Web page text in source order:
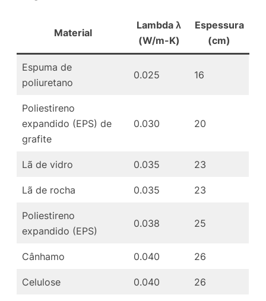
Material
Lambda λ
(W/m-K)
Espessura
(cm)
Espuma de
poliuretano
0.025 16
Poliestireno
expandido (EPS) de
grafite
0.030 20
Lã de vidro 0.035 23
Lã de rocha 0.035 23
Poliestireno
expandido (EPS)
0.038 25
Cânhamo 0.040 26
Celulose 0.040 26